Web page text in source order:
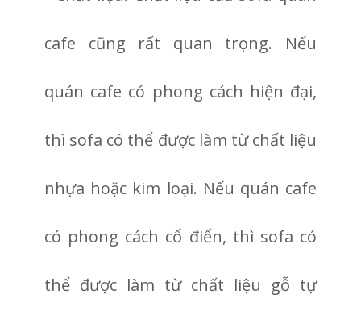
cafe cũng rất quan trọng. Nếu
quán cafe có phong cách hiện đại,
thì sofa có thể được làm từ chất liệu
nhựa hoặc kim loại. Nếu quán cafe
có phong cách cổ điển, thì sofa có
thể được làm từ chất liệu gỗ tự